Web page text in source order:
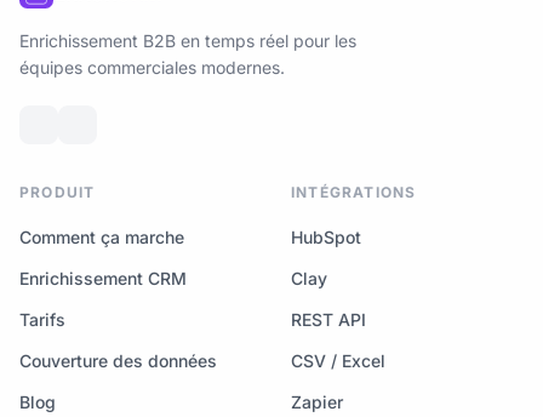
Enrichissement B2B en temps réel pour les
équipes commerciales modernes.
PRODUIT
Comment ça marche
Enrichissement CRM
Tarifs
Couverture des données
Blog
INTÉGRATIONS
HubSpot
Clay
REST API
CSV / Excel
Zapier